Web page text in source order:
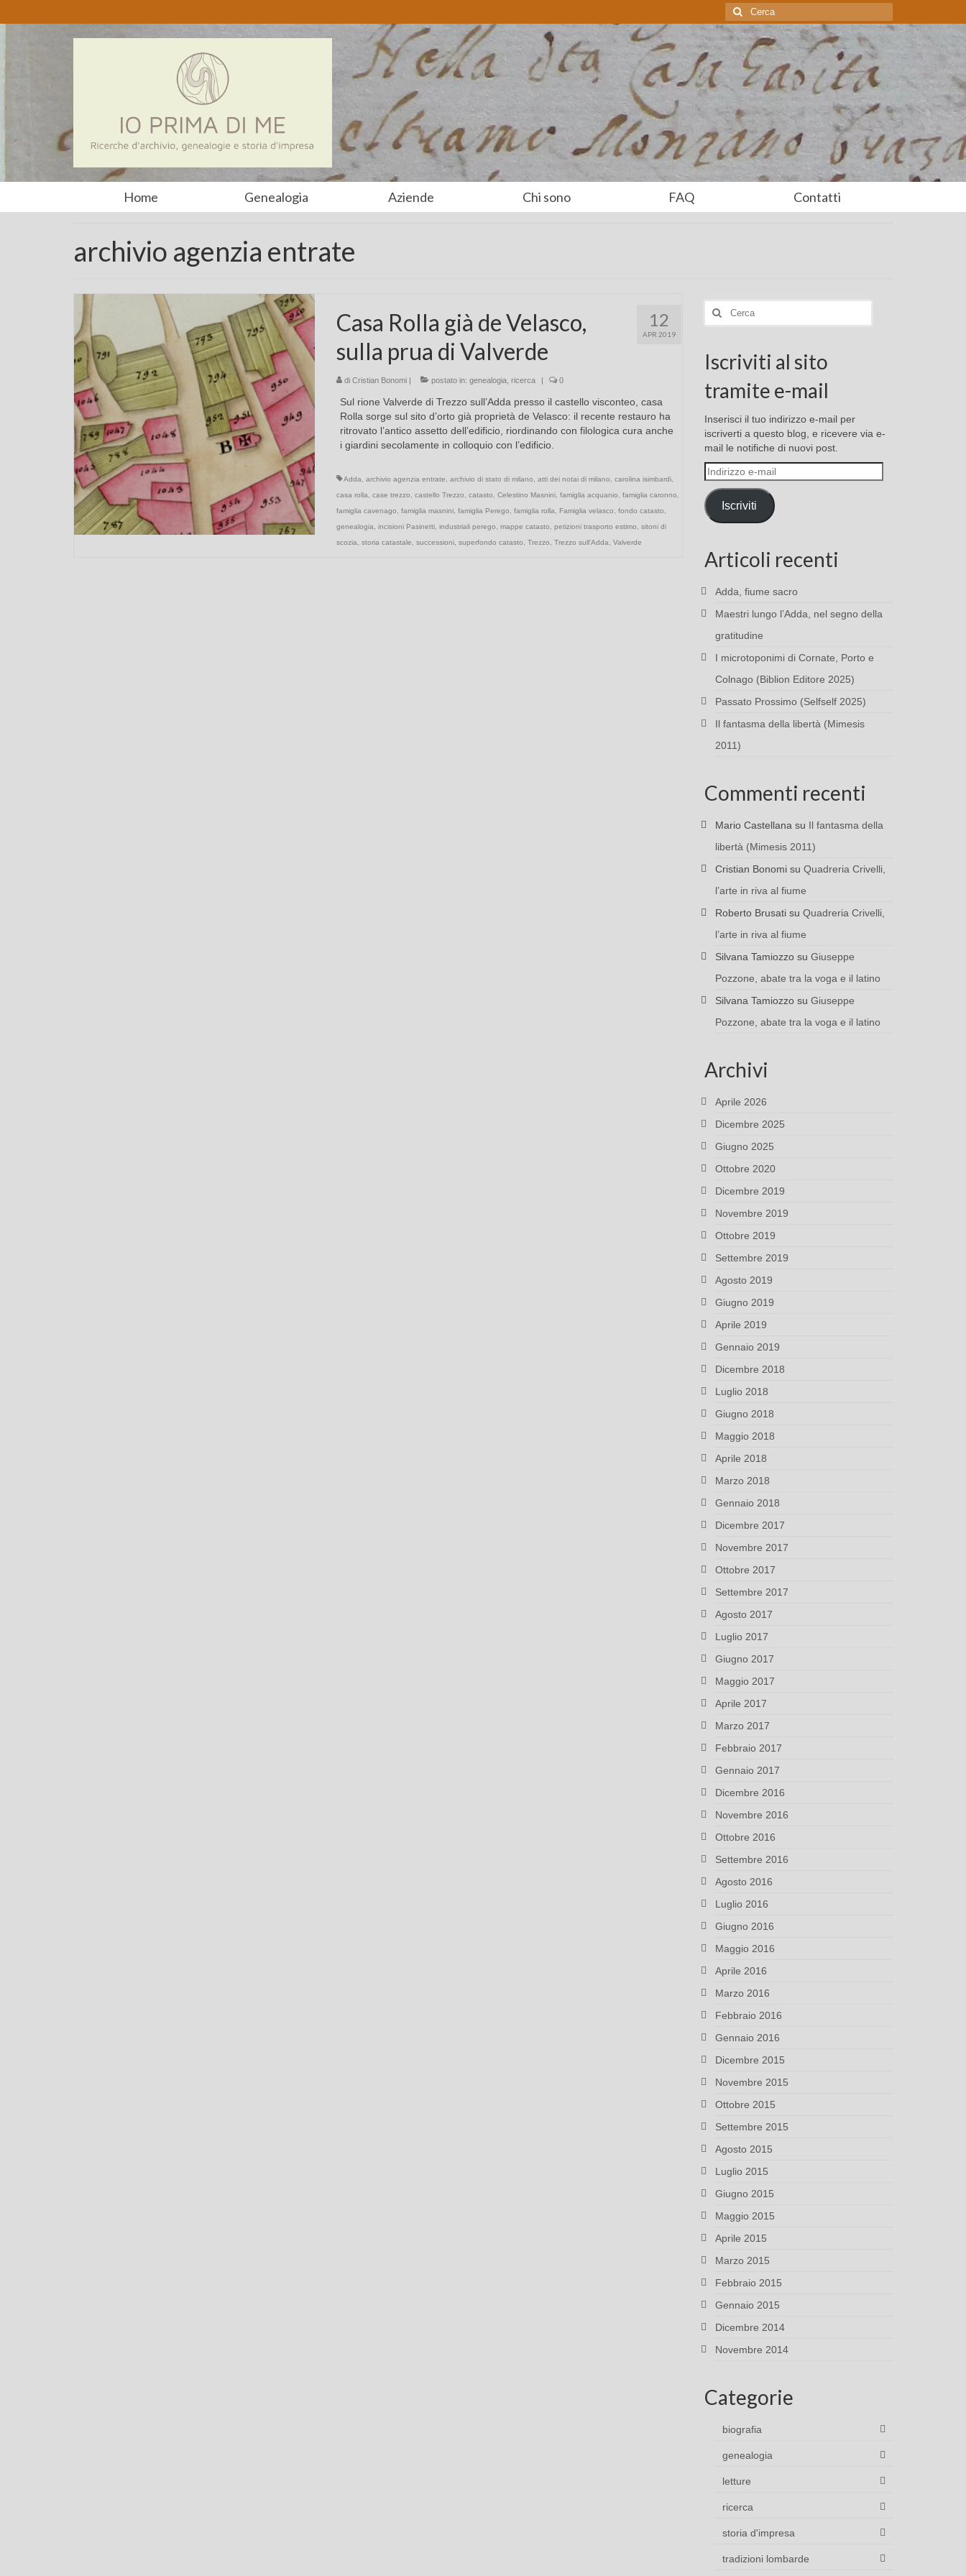
Cerca:
Home Genealogia Aziende Chi sono FAQ Contatti
archivio agenzia entrate
12
APR 2019
Casa Rolla già de Velasco,
sulla prua di Valverde
di Cristian Bonomi| postato in: genealogia, ricerca | 0
Sul rione Valverde di Trezzo sull’Adda presso il castello visconteo, casa
Rolla sorge sul sito d’orto già proprietà de Velasco: il recente restauro ha
ritrovato l’antico assetto dell’edificio, riordinando con filologica cura anche
i giardini secolamente in colloquio con l’edificio.
Adda archivio agenzia entrate archivio di stato di milano atti dei notai di milano carolina isimbardi,
casa rolla
case trezzo castello Trezzo catasto Celestino Masnini, famiglia acquanio famiglia caronno
famiglia cavenago
famiglia masnini, famiglia Perego famiglia rolla Famiglia velasco fondo catasto
genealogia
incisioni Pasinetti, industriali perego mappe catasto petizioni trasporto estimo
sitoni di
scozia
storia catastale successioni, superfondo catasto Trezzo Trezzo sull'Adda Valverde
Cerca:
Iscriviti al sito
tramite e-mail
Inserisci il tuo indirizzo e-mail per
iscriverti a questo blog, e ricevere via e-
mail le notifiche di nuovi post.
Indirizzo
e-
mail
Iscriviti
Articoli recenti
Adda, fiume sacro
Maestri lungo l’Adda, nel segno della
gratitudine
I microtoponimi di Cornate, Porto e
Colnago (Biblion Editore 2025)
Passato Prossimo (Selfself 2025)
Il fantasma della libertà (Mimesis
2011)
Commenti recenti
Mario Castellana su Il fantasma della
libertà (Mimesis 2011)
Cristian Bonomisu Quadreria Crivelli,
l’arte in riva al fiume
Roberto Brusatisu Quadreria Crivelli,
l’arte in riva al fiume
Silvana Tamiozzosu Giuseppe
Pozzone, abate tra la voga e il latino
Silvana Tamiozzosu Giuseppe
Pozzone, abate tra la voga e il latino
Archivi
Aprile 2026
Dicembre 2025
Giugno 2025
Ottobre 2020
Dicembre 2019
Novembre 2019
Ottobre 2019
Settembre 2019
Agosto 2019
Giugno 2019
Aprile 2019
Gennaio 2019
Dicembre 2018
Luglio 2018
Giugno 2018
Maggio 2018
Aprile 2018
Marzo 2018
Gennaio 2018
Dicembre 2017
Novembre 2017
Ottobre 2017
Settembre 2017
Agosto 2017
Luglio 2017
Giugno 2017
Maggio 2017
Aprile 2017
Marzo 2017
Febbraio 2017
Gennaio 2017
Dicembre 2016
Novembre 2016
Ottobre 2016
Settembre 2016
Agosto 2016
Luglio 2016
Giugno 2016
Maggio 2016
Aprile 2016
Marzo 2016
Febbraio 2016
Gennaio 2016
Dicembre 2015
Novembre 2015
Ottobre 2015
Settembre 2015
Agosto 2015
Luglio 2015
Giugno 2015
Maggio 2015
Aprile 2015
Marzo 2015
Febbraio 2015
Gennaio 2015
Dicembre 2014
Novembre 2014
Categorie
biografia
genealogia
letture
ricerca
storia d'impresa
tradizioni lombarde